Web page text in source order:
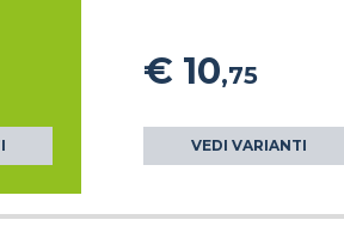
€ 10,75
VEDI VARIANTI